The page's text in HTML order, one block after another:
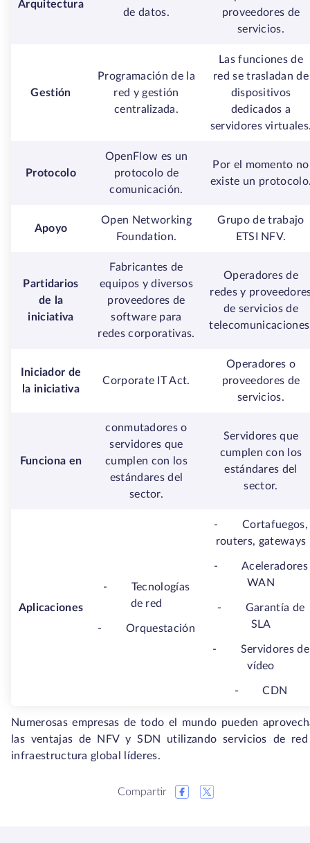
Arquitectura
de datos.
proveedores de
servicios.
Gestión
Programación de la
red y gestión
centralizada.
Las funciones de
red se trasladan de
dispositivos
dedicados a
servidores
Protocolo
OpenFlow es un
protocolo de
comunicación.
Por el momento no
existe un
Apoyo
Open Networking
Foundation.
Grupo de trabajo
ETSI NFV.
Partidarios
de la
iniciativa
Fabricantes de
equipos y diversos
proveedores de
software para
redes corporativas.
Operadores de
redes y
de servicios de
Iniciador de
la iniciativa
Corporate IT Act.
Operadores o
proveedores de
servicios.
Funciona en
conmutadores o
servidores que
cumplen con los
estándares del
sector.
Servidores que
cumplen con los
estándares del
sector.
Aplicaciones
-
Tecnologías
de red
- Orquestación
-
Cortafuegos,
routers, gateways
-
Aceleradores
WAN
-
Garantía de
SLA
-
Servidores de
vídeo
- CDN
Numerosas empresas de todo el mundo pueden
las ventajas de NFV y SDN utilizando servicios de
infraestructura global líderes.
Compartir